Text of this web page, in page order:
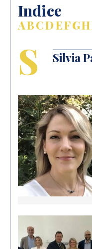
Indice
ABCDEFGH
S Silvia